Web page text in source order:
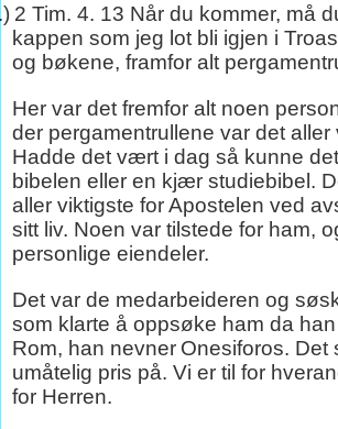
2 Tim. 4. 13 Når du kommer, må
kappen som jeg lot bli igjen i
og bøkene, framfor alt
Her var det fremfor alt noen
der pergamentrullene var det aller
Hadde det vært i dag så kunne
bibelen eller en kjær studiebibel.
aller viktigste for Apostelen ved
sitt liv. Noen var tilstede for ham,
personlige eiendeler.
Det var de medarbeideren og
som klarte å oppsøke ham da
Rom, han nevner Onesiforos. Det
umåtelig pris på. Vi er til for
for Herren.